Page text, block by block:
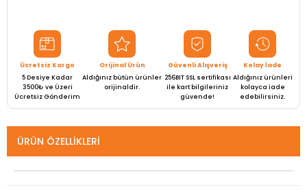
Ücretsiz Kargo
5 Desiye Kadar
3500₺ ve Üzeri
Ücretsiz Gönderim
Orijinal Ürün
Aldığınız bütün ürünler
orijinaldir.
Güvenli Alışveriş
256BIT SSL sertifikası
ile kart bilgileriniz
güvende!
Kolay İade
Aldığınız ürünleri
kolayca iade
edebilirsiniz.
ÜRÜN ÖZELLIKLERI